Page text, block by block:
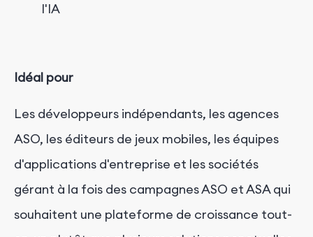
l'IA
Idéal pour
Les développeurs indépendants, les agences
ASO, les éditeurs de jeux mobiles, les équipes
d'applications d'entreprise et les sociétés
gérant à la fois des campagnes ASO et ASA qui
souhaitent une plateforme de croissance tout-